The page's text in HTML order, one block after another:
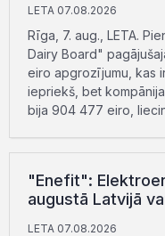
LETA 07.08.2026
Rīga, 7. aug., LETA.
Dairy Board"
eiro apgrozījumu, kas
iepriekš, bet
bija 904 477 eiro,
"Enefit":
augustā Latvijā
LETA 07.08.2026